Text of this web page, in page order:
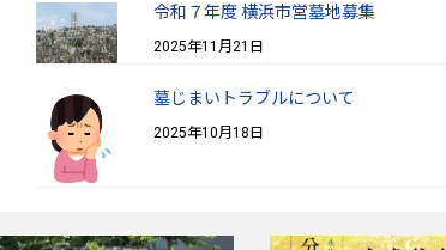
令和７年度 横浜市営墓地募集
2025年11月21日
墓じまいトラブルについて
2025年10月18日